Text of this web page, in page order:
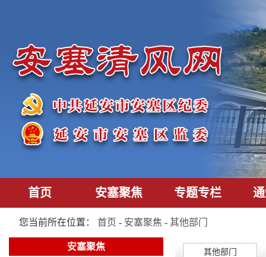
首页 安塞聚焦 专题专栏
您当前所在位置： 首页 - 安塞聚焦 - 其他部门
安塞聚焦
其他部门